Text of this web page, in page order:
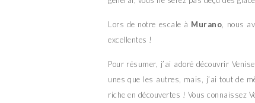
Lors de notre escale à Murano , nous
excellentes !
Pour résumer, j’ai adoré découvrir
unes que les autres, mais, j’ai tout de
riche en découvertes ! Vous connaissez